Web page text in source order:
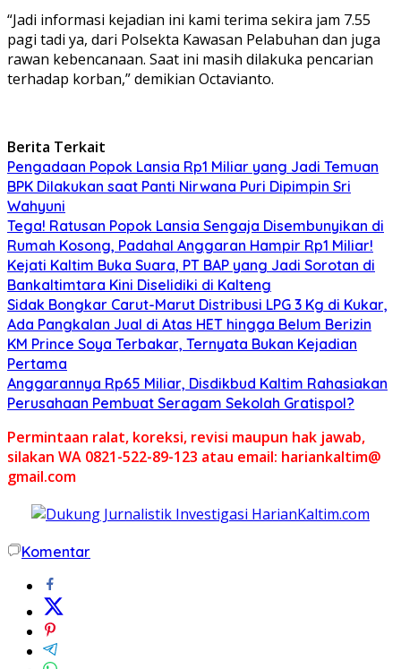
“Jadi informasi kejadian ini kami terima sekira jam 7.55
pagi tadi ya, dari Polsekta Kawasan Pelabuhan dan juga
rawan kebencanaan. Saat ini masih dilakuka pencarian
terhadap korban,” demikian Octavianto.
Berita Terkait
Pengadaan Popok Lansia Rp1 Miliar yang Jadi Temuan
BPK Dilakukan saat Panti Nirwana Puri Dipimpin Sri
Wahyuni
Tega! Ratusan Popok Lansia Sengaja Disembunyikan di
Rumah Kosong, Padahal Anggaran Hampir Rp1 Miliar!
Kejati Kaltim Buka Suara, PT BAP yang Jadi Sorotan di
Bankaltimtara Kini Diselidiki di Kalteng
Sidak Bongkar Carut-Marut Distribusi LPG 3 Kg di Kukar,
Ada Pangkalan Jual di Atas HET hingga Belum Berizin
KM Prince Soya Terbakar, Ternyata Bukan Kejadian
Pertama
Anggarannya Rp65 Miliar, Disdikbud Kaltim Rahasiakan
Perusahaan Pembuat Seragam Sekolah Gratispol?
Permintaan ralat, koreksi, revisi maupun hak jawab,
silakan WA 0821-522-89-123 atau email: hariankaltim@
gmail.com
Komentar